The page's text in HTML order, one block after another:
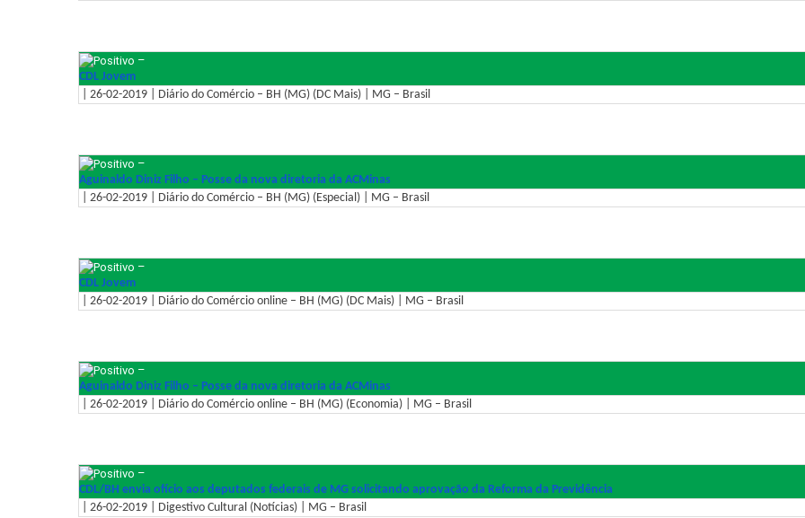
–
CDL Jovem
| 26-02-2019 | Diário do Comércio – BH (MG) (DC Mais) | MG – Brasil
–
Aguinaldo Diniz Filho – Posse da nova diretoria da ACMinas
| 26-02-2019 | Diário do Comércio – BH (MG) (Especial) | MG – Brasil
–
CDL Jovem
| 26-02-2019 | Diário do Comércio online – BH (MG) (DC Mais) | MG – Brasil
–
Aguinaldo Diniz Filho – Posse da nova diretoria da ACMinas
| 26-02-2019 | Diário do Comércio online – BH (MG) (Economia) | MG – Brasil
–
CDL/BH envia ofício aos deputados federais de MG solicitando aprovação da Reforma da Previdência
| 26-02-2019 | Digestivo Cultural (Notícias) | MG – Brasil